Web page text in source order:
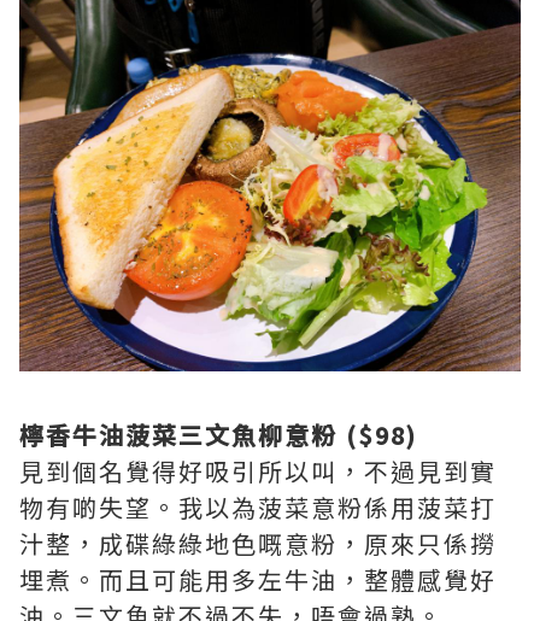
檸香牛油菠菜三文魚柳意粉 ($98)
見到個名覺得好吸引所以叫，不過見到實
物有啲失望。我以為菠菜意粉係用菠菜打
汁整，成碟綠綠地色嘅意粉，原來只係撈
埋煮。而且可能用多左牛油，整體感覺好